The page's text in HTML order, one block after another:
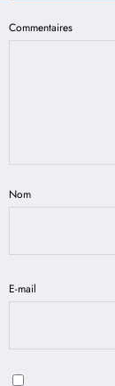
Commentaires
Nom
E-mail